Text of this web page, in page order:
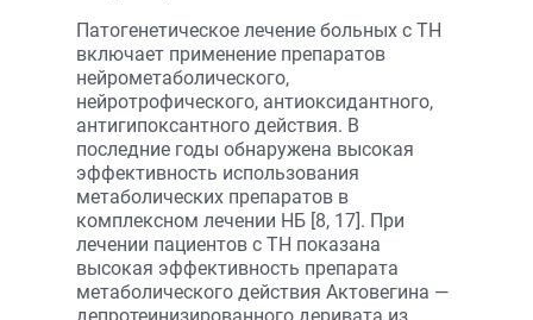
Патогенетическое лечение больных с ТН
включает применение препаратов
нейрометаболического,
нейротрофического, антиоксидантного,
антигипоксантного действия. В
последние годы обнаружена высокая
эффективность использования
метаболических препаратов в
комплексном лечении НБ [8, 17]. При
лечении пациентов с ТН показана
высокая эффективность препарата
метаболического действия Актовегина —